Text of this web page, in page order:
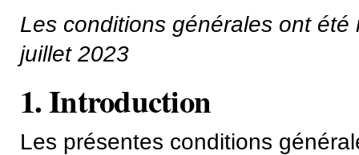
Les conditions générales ont
juillet 2023
1. Introduction
Les présentes conditions